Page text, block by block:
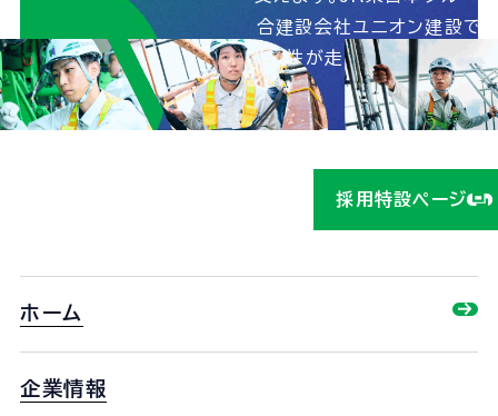
合建設会社ユニオン建設で
能性が走りだす！詳しくは
ら！
採用特設ページ
ホーム
企業情報